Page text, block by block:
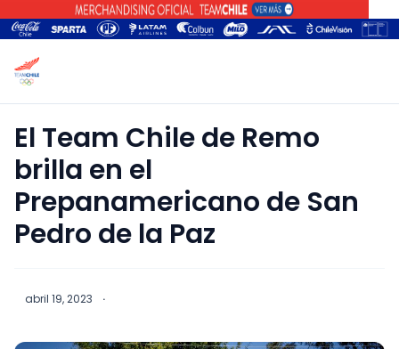
El Team Chile de Remo
brilla en el
Prepanamericano de San
Pedro de la Paz
abril 19, 2023 ·